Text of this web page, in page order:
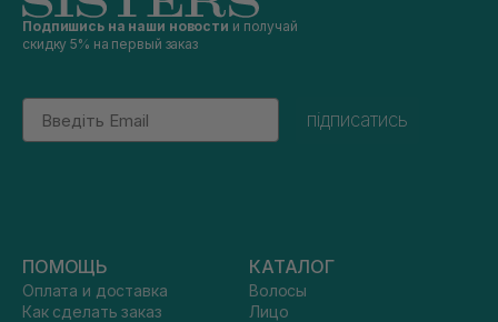
Подпишись на наши новости и получай
скидку 5% на первый заказ
Email
підписатись
ПОМОЩЬ
Оплата и доставка
Как сделать заказ
КАТАЛОГ
Волосы
Лицо